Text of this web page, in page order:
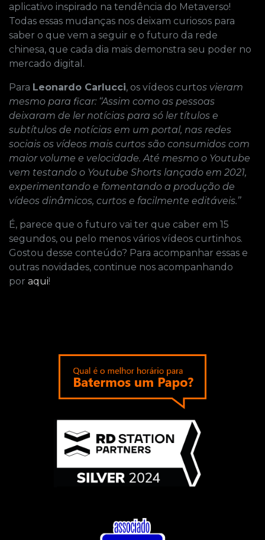
aplicativo inspirado na tendência do Metaverso!
Todas essas mudanças nos deixam curiosos para
saber o que vem a seguir e o futuro da rede
chinesa, que cada dia mais demonstra seu poder no
mercado digital.
Para Leonardo Carlucci, os vídeos curtos vieram
mesmo para ficar: ‘‘Assim como as pessoas
deixaram de ler notícias para só ler títulos e
subtítulos de notícias em um portal, nas redes
sociais os vídeos mais curtos são consumidos com
maior volume e velocidade. Até mesmo o Youtube
vem testando o Youtube Shorts lançado em 2021,
experimentando e fomentando a produção de
vídeos dinâmicos, curtos e facilmente editáveis.’’
É, parece que o futuro vai ter que caber em 15
segundos, ou pelo menos vários vídeos curtinhos.
Gostou desse conteúdo? Para acompanhar essas e
outras novidades, continue nos acompanhando
por aqui!